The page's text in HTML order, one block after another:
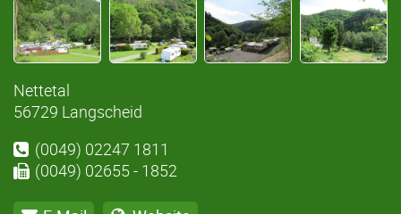
Nettetal
56729 Langscheid
(0049) 02247 1811
(0049) 02655 - 1852